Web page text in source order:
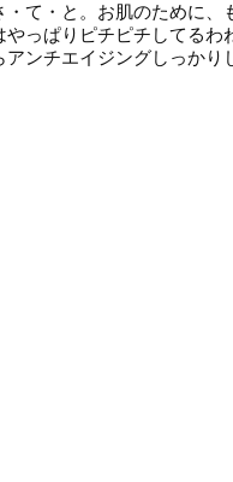
・て・と。お肌のために
やっぱりピチピチしてるわ
アンチエイジングしっかり